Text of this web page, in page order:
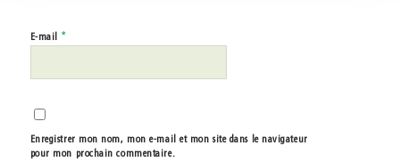
E-mail *
Enregistrer mon nom, mon e-mail et mon site dans le navigateur
pour mon prochain commentaire.